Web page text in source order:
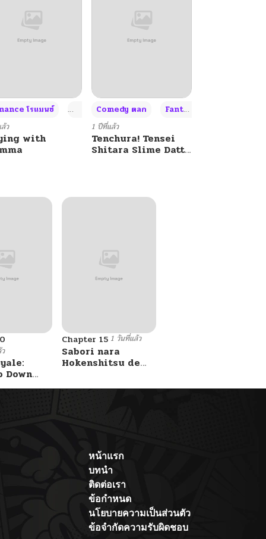
+4
โรแมนซ์ Adult ผู้ใหญ่ +4
ว
with
Comedy ตลก Fantasy แฟนตาซี
1 ปีที่แล้ว
Tenchura! Tensei
Shitara Slime Datta
Down
Fight!
Chapter 15 1 วันที่แล้ว
Sabori nara
Hokenshitsu de
หน้าแรก
บทนำ
ติดต่อเรา
ข้อกำหนด
นโยบายความเป็นส่วนตัว
ข้อจำกัดความรับผิดชอบ